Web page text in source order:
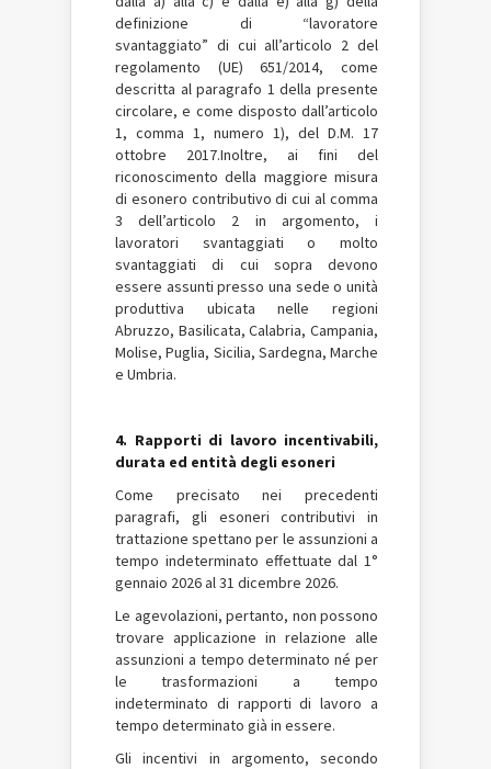
definizione di “lavoratore
svantaggiato” di cui all’articolo 2 del
regolamento (UE) 651/2014, come
descritta al paragrafo 1 della presente
circolare, e come disposto dall’articolo
1, comma 1, numero 1), del D.M. 17
ottobre 2017.Inoltre, ai fini del
riconoscimento della maggiore misura
di esonero contributivo di cui al comma
3 dell’articolo 2 in argomento, i
lavoratori svantaggiati o molto
svantaggiati di cui sopra devono
essere assunti presso una sede o unità
produttiva ubicata nelle regioni
Abruzzo, Basilicata, Calabria, Campania,
Molise, Puglia, Sicilia, Sardegna, Marche
e Umbria.
4. Rapporti di lavoro incentivabili,
durata ed entità degli esoneri
Come precisato nei precedenti
paragrafi, gli esoneri contributivi in
trattazione spettano per le assunzioni a
tempo indeterminato effettuate dal 1°
gennaio 2026 al 31 dicembre 2026.
Le agevolazioni, pertanto, non possono
trovare applicazione in relazione alle
assunzioni a tempo determinato né per
le trasformazioni a tempo
indeterminato di rapporti di lavoro a
tempo determinato già in essere.
Gli incentivi in argomento, secondo